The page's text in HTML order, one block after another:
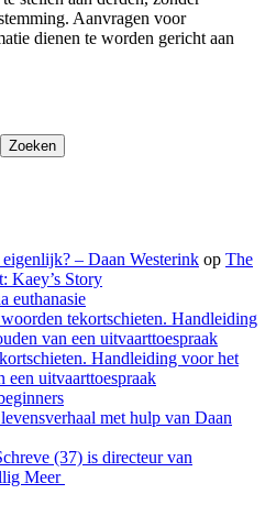
Aanvragen voor
dienen te worden gericht aan
– Daan Westerink op The
Kaey’s Story
euthanasie
tekortschieten. Handleiding
van een uitvaarttoespraak
Handleiding voor het
een uitvaarttoespraak
met hulp van Daan
(37) is directeur van
Meer